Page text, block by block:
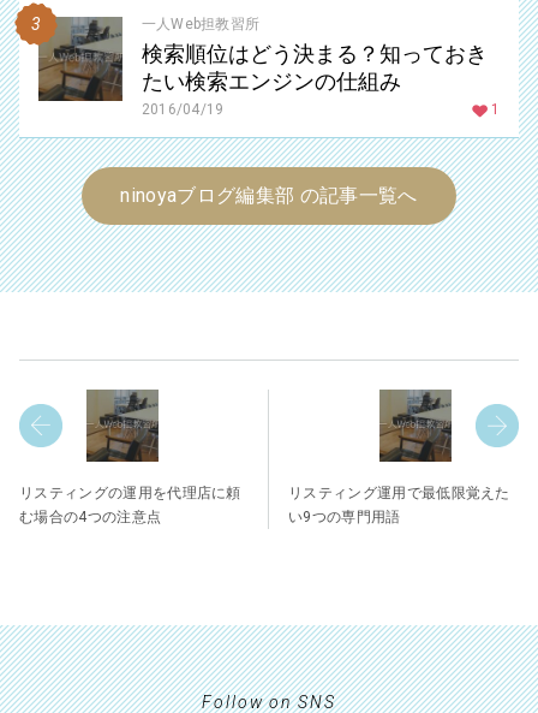
一人Web担教習所
検索順位はどう決まる？知っておき
たい検索エンジンの仕組み
2016/04/19 1
ninoyaブログ編集部 の記事一覧へ
リスティングの運用を代理店に頼
む場合の4つの注意点
リスティング運用で最低限覚えた
い9つの専門用語
Follow on SNS